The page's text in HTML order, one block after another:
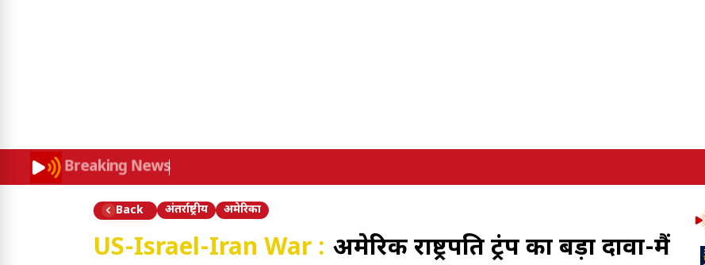
Breaking News
Back अंतर्राष्ट्रीय अमेरिका
US-Israel-Iran War : अमेरिकी राष्ट्रपति ट्रंप का बड़ा दावा-मैं